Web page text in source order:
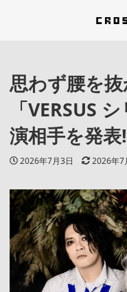
思わず腰を抜
「VERSUS
演相手を発表
投稿日
2026年7月3日 更新日
2026年7